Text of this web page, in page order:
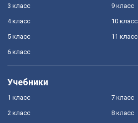
3 класс
4 класс
5 класс
6 класс
9 класс
10 класс
11 класс
Учебники
1 класс
2 класс
7 класс
8 класс